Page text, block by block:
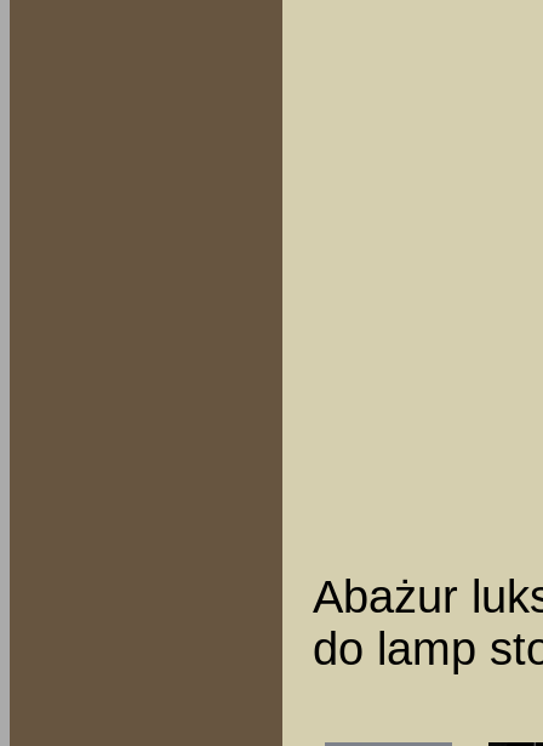
Abażur
do lamp